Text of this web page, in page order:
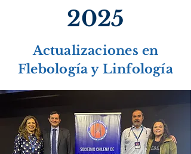
2025
Actualizaciones en
Flebología y Linfología